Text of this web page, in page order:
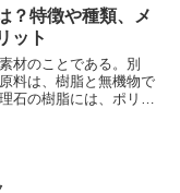
、火災が発生した場合
焼を遅らせることが
板の製造方法は、浸
法などがあり、それ
燃処理を施します。
燃剤に浸すことで難
合板は、一般の合板
？特徴や種類、メ
ット
材のことである。別
料は、樹脂と無機物で
石の樹脂には、ポリエ
撃性と耐候性に優れて